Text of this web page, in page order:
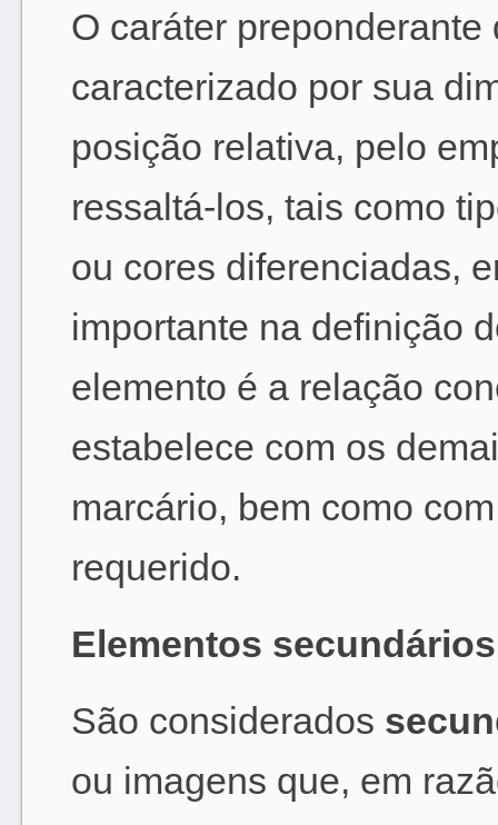
O caráter
caracterizado por sua
posição relativa, pelo
ressaltá-los, tais como
ou cores diferenciadas,
importante na definição
elemento é a relação
estabelece com os
marcário, bem como
requerido.
Elementos secundários
São considerados
ou imagens que, em